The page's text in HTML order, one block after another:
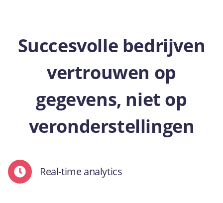
Succesvolle bedrijven
vertrouwen op
gegevens, niet op
veronderstellingen
Real-time analytics